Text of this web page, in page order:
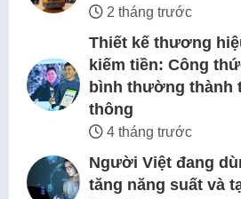
2 tháng trước
Thiết kế thương
kiếm tiền: Công
bình thường thành
thông
4 tháng trước
Người Việt đang
tăng năng suất và